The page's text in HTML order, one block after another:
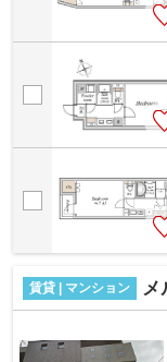
賃貸 | マンション メ